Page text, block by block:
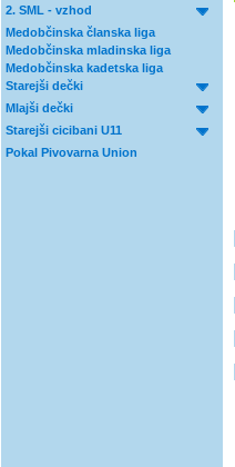
2. SML - vzhod
Medobčinska članska liga
Medobčinska mladinska liga
Medobčinska kadetska liga
Starejši dečki
Mlajši dečki
Starejši cicibani U11
Pokal Pivovarna Union